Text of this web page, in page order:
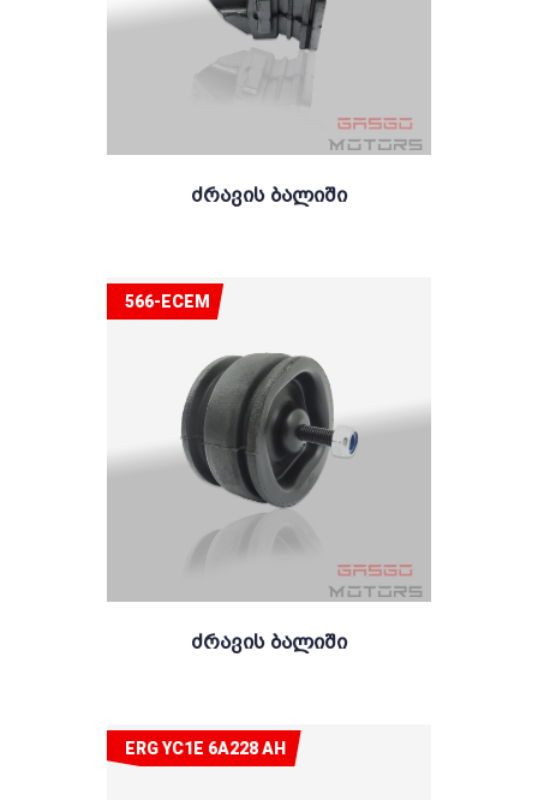
Ძრავის Ბალიში
Ძრავის Ბალიში
566-ECEM
ERG YC1E 6A228 AH